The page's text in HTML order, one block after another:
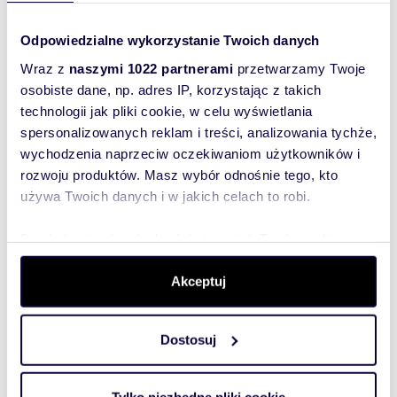
Odpowiedzialne wykorzystanie Twoich danych
Wraz z naszymi 1022 partnerami przetwarzamy Twoje
osobiste dane, np. adres IP, korzystając z takich
technologii jak pliki cookie, w celu wyświetlania
spersonalizowanych reklam i treści, analizowania tychże,
wychodzenia naprzeciw oczekiwaniom użytkowników i
rozwoju produktów. Masz wybór odnośnie tego, kto
używa Twoich danych i w jakich celach to robi.
dane są przetwarzane oraz ustaw własne preferencje w
. W Deklaracji plików cookie możesz
zmienić lub wycofać swoją zgodę w dowolnej chwili.
Wykorzystujemy pliki cookie do spersonalizowania treści
i reklam, aby oferować funkcje społecznościowe i
Akceptuj
Dostosuj
Podobne oferty w tej lokalizacji
WYRÓŻNIONE
0,0850
Nowoczesny dom 200 m² w Wawerze (duże
przeszklenia, wysoki standard)